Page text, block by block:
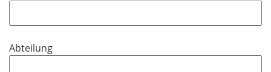
dt
e
Abteilung